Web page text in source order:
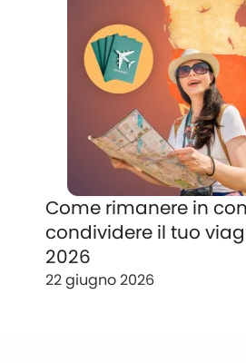
Come rimanere in
condividere il tuo
2026
22 giugno 2026